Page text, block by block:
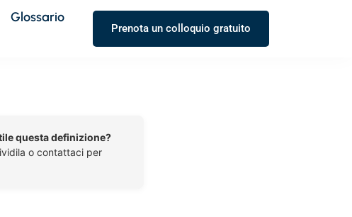
Glossario
Prenota un colloquio gratuito
questa definizione?
o contattaci per